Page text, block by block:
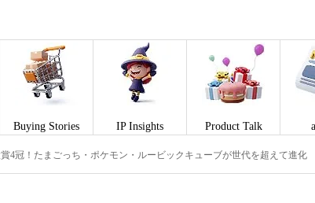
Buying Stories IP Insights Product Talk
4冠！たまごっち・ポケモン・ルービックキューブが世代を超えて進化